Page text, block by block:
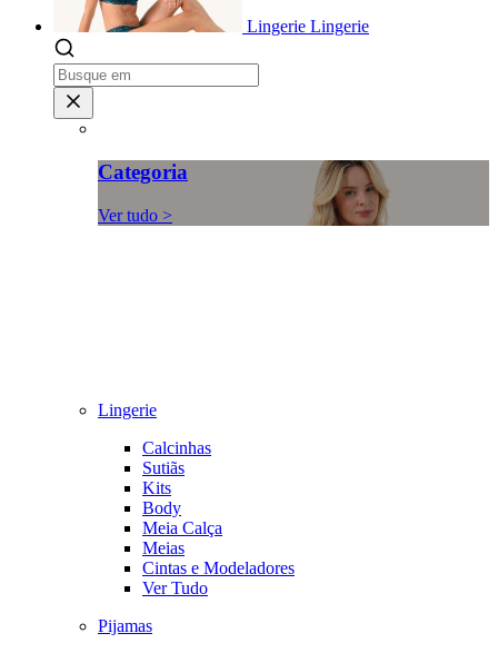
Lingerie Lingerie
Categoria
Ver tudo >
Lingerie
Calcinhas
Sutiãs
Kits
Body
Meia Calça
Meias
Cintas e Modeladores
Ver Tudo
Pijamas